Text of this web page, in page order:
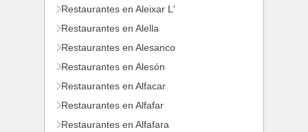
Restaurantes en Aleixar L'
Restaurantes en Alella
Restaurantes en Alesanco
Restaurantes en Alesón
Restaurantes en Alfacar
Restaurantes en Alfafar
Restaurantes en Alfafara